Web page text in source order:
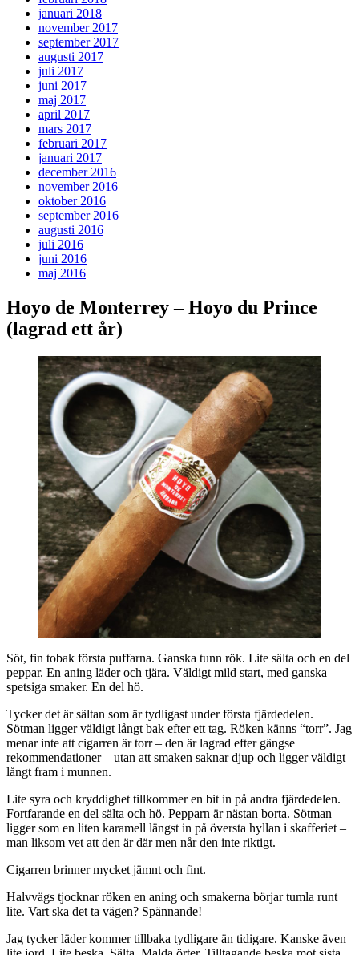
januari 2018
november 2017
september 2017
augusti 2017
juli 2017
juni 2017
maj 2017
april 2017
mars 2017
februari 2017
januari 2017
december 2016
november 2016
oktober 2016
september 2016
augusti 2016
juli 2016
juni 2016
maj 2016
Hoyo de Monterrey – Hoyo du Prince
(lagrad ett år)
Söt, fin tobak första puffarna. Ganska tunn rök. Lite sälta och en del
peppar. En aning läder och tjära. Väldigt mild start, med ganska
spetsiga smaker. En del hö.
Tycker det är sältan som är tydligast under första fjärdedelen.
Sötman ligger väldigt långt bak efter ett tag. Röken känns “torr”. Jag
menar inte att cigarren är torr – den är lagrad efter gängse
rekommendationer – utan att smaken saknar djup och ligger väldigt
långt fram i munnen.
Lite syra och kryddighet tillkommer en bit in på andra fjärdedelen.
Fortfarande en del sälta och hö. Pepparn är nästan borta. Sötman
ligger som en liten karamell längst in på översta hyllan i skafferiet –
man liksom vet att den är där men når den inte riktigt.
Cigarren brinner mycket jämnt och fint.
Halvvägs tjocknar röken en aning och smakerna börjar tumla runt
lite. Vart ska det ta vägen? Spännande!
Jag tycker läder kommer tillbaka tydligare än tidigare. Kanske även